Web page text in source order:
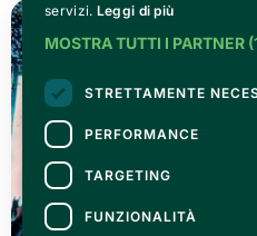
servizi. Leggi di più
MOSTRA TUTTI I PARTNER
STRETTAMENTE
PERFORMANCE
TARGETING
FUNZIONALITÀ